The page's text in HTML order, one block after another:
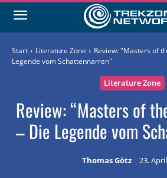
Start Literature Zone
Review: "Masters of
Legende vom Schattennarren"
Literature Zone
Review: “Masters of
– Die Legende vom
Thomas Götz 23.